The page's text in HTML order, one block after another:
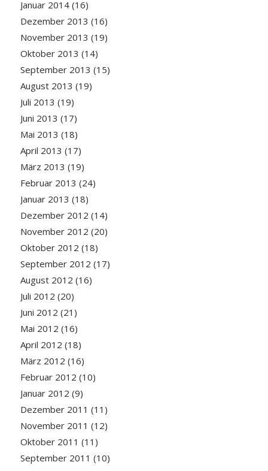
Januar 2014(16)
Dezember 2013 (16)
November 2013 (19)
Oktober 2013 (14)
September 2013 (15)
August 2013 (19)
Juli 2013 (19)
Juni 2013 (17)
Mai 2013 (18)
April 2013 (17)
März 2013 (19)
Februar 2013 (24)
Januar 2013 (18)
Dezember 2012 (14)
November 2012 (20)
Oktober 2012 (18)
September 2012 (17)
August 2012 (16)
Juli 2012 (20)
Juni 2012 (21)
Mai 2012 (16)
April 2012 (18)
März 2012 (16)
Februar 2012 (10)
Januar 2012 (9)
Dezember 2011 (11)
November 2011 (12)
Oktober 2011 (11)
September 2011 (10)